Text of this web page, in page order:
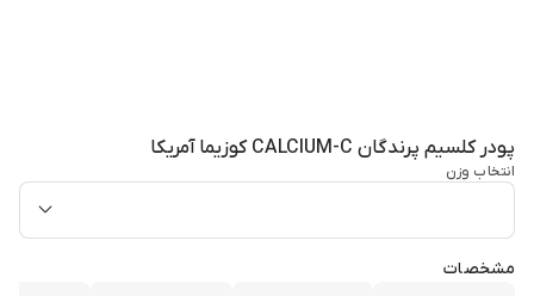
پودر کلسیم پرندگان CALCIUM-C کوزیما آمریکا
انتخاب وزن
مشخصات